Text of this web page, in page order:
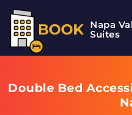
BOOK Napa
Suites
Double Bed